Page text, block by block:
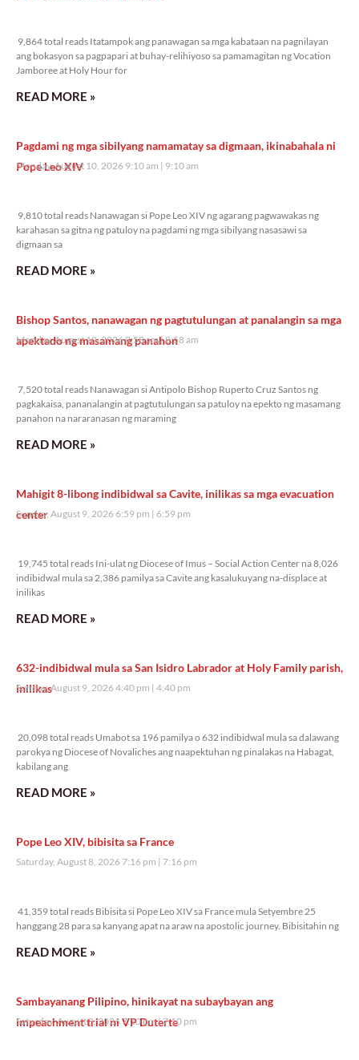
9,864 total reads Itatampok ang panawagan sa mga kabataan na pagnilayan
ang bokasyon sa pagpapari at buhay-relihiyoso sa pamamagitan ng Vocation
Jamboree at Holy Hour for
READ MORE »
Pagdami ng mga sibilyang namamatay sa digmaan, ikinabahala ni
Pope Leo XIV
Monday, August 10, 2026 9:10 am 9:10 am
9,810 total reads Nanawagan si Pope Leo XIV ng agarang pagwawakas ng
karahasan sa gitna ng patuloy na pagdami ng mga sibilyang nasasawi sa
digmaan sa
READ MORE »
Bishop Santos, nanawagan ng pagtutulungan at panalangin sa mga
apektado ng masamang panahon
Monday, August 10, 2026 8:58 am 8:58 am
7,520 total reads Nanawagan si Antipolo Bishop Ruperto Cruz Santos ng
pagkakaisa, pananalangin at pagtutulungan sa patuloy na epekto ng masamang
panahon na nararanasan ng maraming
READ MORE »
Mahigit 8-libong indibidwal sa Cavite, inilikas sa mga evacuation
center
Sunday, August 9, 2026 6:59 pm 6:59 pm
19,745 total reads Ini-ulat ng Diocese of Imus – Social Action Center na 8,026
indibidwal mula sa 2,386 pamilya sa Cavite ang kasalukuyang na-displace at
inilikas
READ MORE »
632-indibidwal mula sa San Isidro Labrador at Holy Family parish,
inilikas
Sunday, August 9, 2026 4:40 pm 4:40 pm
20,098 total reads Umabot sa 196 pamilya o 632 indibidwal mula sa dalawang
parokya ng Diocese of Novaliches ang naapektuhan ng pinalakas na Habagat,
kabilang ang
READ MORE »
Pope Leo XIV, bibisita sa France
Saturday, August 8, 2026 7:16 pm 7:16 pm
41,359 total reads Bibisita si Pope Leo XIV sa France mula Setyembre 25
hanggang 28 para sa kanyang apat na araw na apostolic journey. Bibisitahin ng
READ MORE »
Sambayanang Pilipino, hinikayat na subaybayan ang
impeachment trial ni VP Duterte
Saturday, August 8, 2026 7:10 pm 7:10 pm